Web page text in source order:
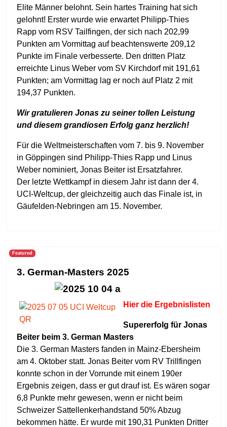
Elite Männer belohnt. Sein hartes Training hat sich
gelohnt! Erster wurde wie erwartet Philipp-Thies
Rapp vom RSV Tailfingen, der sich nach 202,99
Punkten am Vormittag auf beachtenswerte 209,12
Punkte im Finale verbesserte. Den dritten Platz
erreichte Linus Weber vom SV Kirchdorf mit 191,61
Punkten; am Vormittag lag er noch auf Platz 2 mit
194,37 Punkten.
Wir gratulieren Jonas zu seiner tollen Leistung
und diesem grandiosen Erfolg ganz herzlich!
Für die Weltmeisterschaften vom 7. bis 9. November
in Göppingen sind Philipp-Thies Rapp und Linus
Weber nominiert, Jonas Beiter ist Ersatzfahrer.
Der letzte Wettkampf in diesem Jahr ist dann der 4.
UCI-Weltcup, der gleichzeitig auch das Finale ist, in
Gäufelden-Nebringen am 15. November.
Featured
3. German-Masters 2025
Hier die Ergebnislisten
Supererfolg für Jonas
Beiter beim 3. German Masters
Die 3. German Masters fanden in Mainz-Ebersheim
am 4. Oktober statt. Jonas Beiter vom RV Trillfingen
konnte schon in der Vorrunde mit einem 190er
Ergebnis zeigen, dass er gut drauf ist. Es wären sogar
6,8 Punkte mehr gewesen, wenn er nicht beim
Schweizer Sattellenkerhandstand 50% Abzug
bekommen hätte. Er wurde mit 190,31 Punkten Dritter